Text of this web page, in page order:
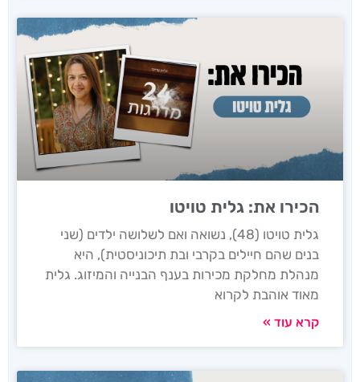
הכירו את: גלית טויטו
גלית טויטו (48), נשואה ואם לשלושה ילדים (שני
בנים שהם חיילים בקרבי ובת תיכוניסטית), היא
מנהלת מחלקת מכירות בענף הבנייה והמיזוג. גלית
מאוד אוהבת לקרוא
קרא עוד »